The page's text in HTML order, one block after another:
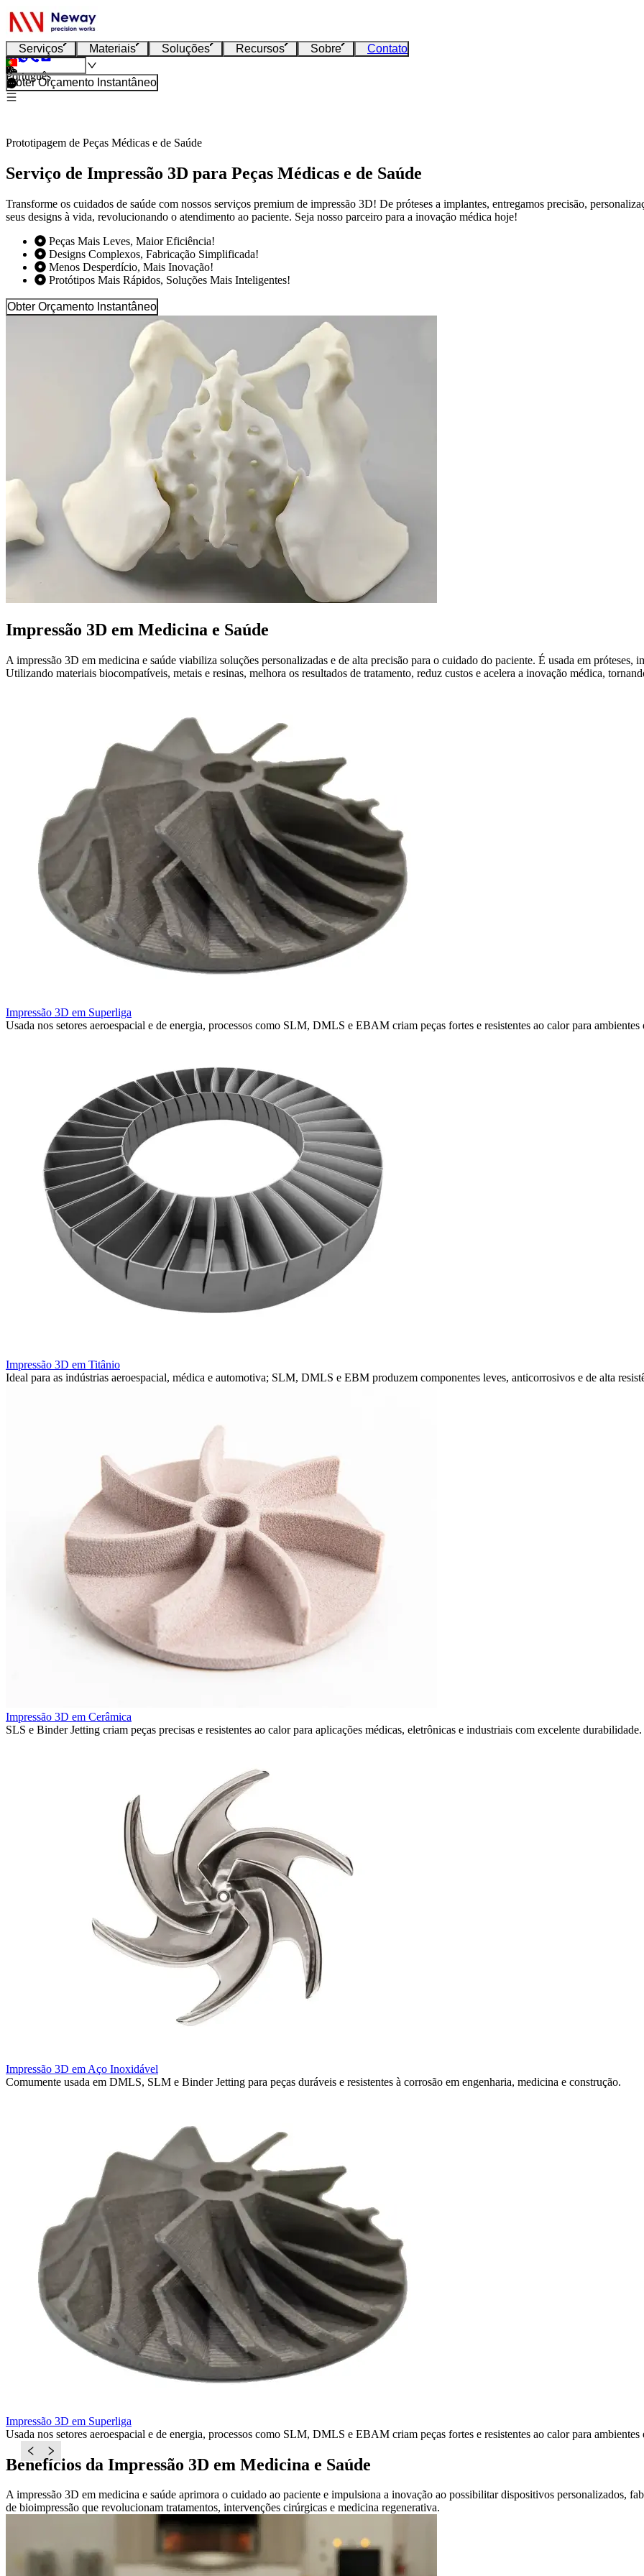
Serviços Materiais Soluções Recursos Sobre Contato
Português
Obter Orçamento Instantâneo
Prototipagem de Peças Médicas e de Saúde
Serviço de Impressão 3D para Peças Médicas e de Saúde
Transforme os cuidados de saúde com nossos serviços premium de impressão 3D! De próteses a implantes, entregamos precisão,
seus designs à vida, revolucionando o atendimento ao paciente. Seja nosso parceiro para a inovação médica hoje!
Peças Mais Leves, Maior Eficiência!
Designs Complexos, Fabricação Simplificada!
Menos Desperdício, Mais Inovação!
Protótipos Mais Rápidos, Soluções Mais Inteligentes!
Obter Orçamento Instantâneo
Impressão 3D em Medicina e Saúde
A impressão 3D em medicina e saúde viabiliza soluções personalizadas e de alta precisão para o cuidado do paciente. É usada em próteses,
Utilizando materiais biocompatíveis, metais e resinas, melhora os resultados de tratamento, reduz custos e acelera a inovação médica,
Impressão 3D em Superliga
Usada nos setores aeroespacial e de energia, processos como SLM, DMLS e EBAM criam peças fortes e resistentes ao calor para ambientes
Impressão 3D em Titânio
Ideal para as indústrias aeroespacial, médica e automotiva; SLM, DMLS e EBM produzem componentes leves, anticorrosivos e de alta
Impressão 3D em Cerâmica
SLS e Binder Jetting criam peças precisas e resistentes ao calor para aplicações médicas, eletrônicas e industriais com excelente durabilidade.
Impressão 3D em Aço Inoxidável
Comumente usada em DMLS, SLM e Binder Jetting para peças duráveis e resistentes à corrosão em engenharia, medicina e construção.
Impressão 3D em Superliga
Usada nos setores aeroespacial e de energia, processos como SLM, DMLS e EBAM criam peças fortes e resistentes ao calor para ambientes
Benefícios da Impressão 3D em Medicina e Saúde
A impressão 3D em medicina e saúde aprimora o cuidado ao paciente e impulsiona a inovação ao possibilitar dispositivos personalizados,
de bioimpressão que revolucionam tratamentos, intervenções cirúrgicas e medicina regenerativa.